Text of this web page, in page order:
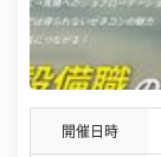
開催日時